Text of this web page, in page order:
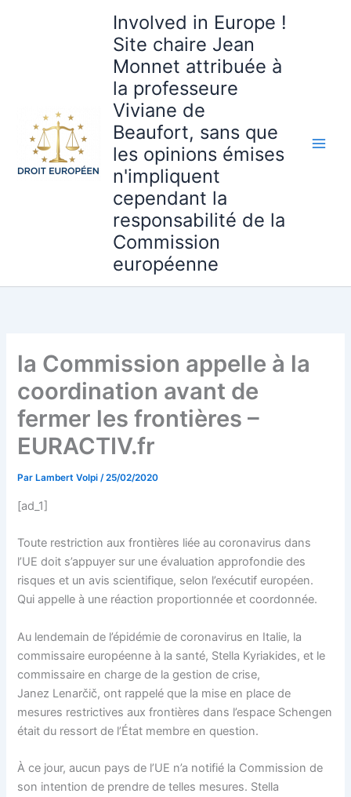
Involved in Europe !
Site chaire Jean
Monnet attribuée à
la professeure
Viviane de
Beaufort, sans que
les opinions émises
n'impliquent
cependant la
responsabilité de la
Commission
européenne
la Commission appelle à la
coordination avant de
fermer les frontières –
EURACTIV.fr
Par Lambert Volpi/25/02/2020
[ad_1]
Toute restriction aux frontières liée au coronavirus dans
l’UE doit s’appuyer sur une évaluation approfondie des
risques et un avis scientifique, selon l’exécutif européen.
Qui appelle à une réaction proportionnée et coordonnée.
Au lendemain de l’épidémie de coronavirus en Italie, la
commissaire européenne à la santé, Stella Kyriakides, et le
commissaire en charge de la gestion de crise,
Janez Lenarčič, ont rappelé que la mise en place de
mesures restrictives aux frontières dans l’espace Schengen
était du ressort de l’État membre en question.
À ce jour, aucun pays de l’UE n’a notifié la Commission de
son intention de prendre de telles mesures. Stella